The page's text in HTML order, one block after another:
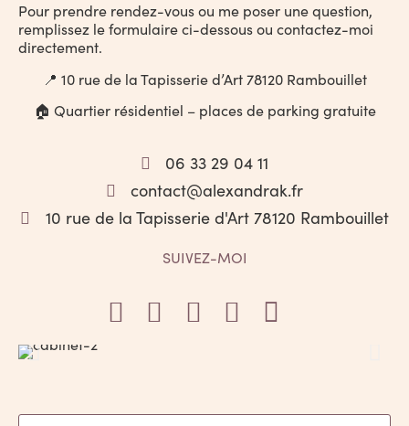
Pour prendre rendez-vous ou me poser une question,
remplissez le formulaire ci-dessous ou contactez-moi
directement.
📍 10 rue de la Tapisserie d’Art 78120 Rambouillet
🏠 Quartier résidentiel – places de parking gratuite
06 33 29 04 11
contact@alexandrak.fr
10 rue de la Tapisserie d'Art 78120 Rambouillet
SUIVEZ-MOI